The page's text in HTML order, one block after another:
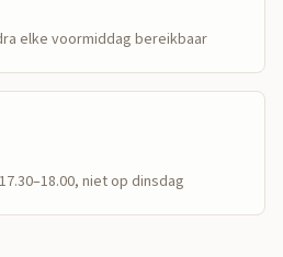
elke voormiddag bereikbaar
niet op dinsdag